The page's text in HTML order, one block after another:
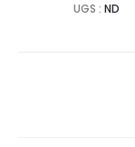
UGS : ND